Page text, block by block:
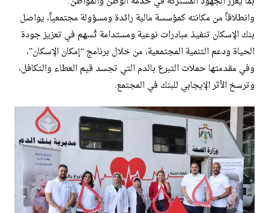
وانطلاقاً من مكانته كمؤسسة مالية رائدة ومسؤولة مجتمعياً، يواصل
بنك الإسكان تنفيذ مبادرات نوعية ومستدامة تُسهم في تعزيز جودة
الحياة ودعم التنمية المجتمعية، من خلال برنامج “إمكان الإسكان”،
وفي مقدمتها حملات التبرع بالدم التي تجسد قيم العطاء والتكافل،
وترسخ الأثر الإيجابي للبنك في المجتمع.